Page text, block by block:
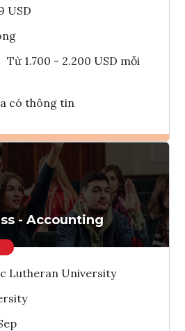
USD
Từ 1.700 - 2.200 USD mỗi
có thông tin
Ghi danh
Tham vấn Interlink
- Accounting
Lutheran University